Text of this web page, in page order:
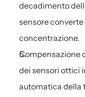
decadimento
sensore
concentrazione.
Compensazione
dei sensori ottici
automatica della